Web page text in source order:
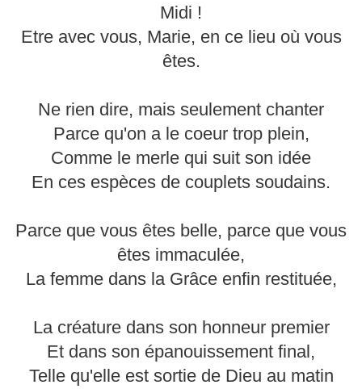
Midi !
Etre avec vous, Marie, en ce lieu où vous
êtes.
Ne rien dire, mais seulement chanter
Parce qu'on a le coeur trop plein,
Comme le merle qui suit son idée
En ces espèces de couplets soudains.
Parce que vous êtes belle, parce que vous
êtes immaculée,
La femme dans la Grâce enfin restituée,
La créature dans son honneur premier
Et dans son épanouissement final,
Telle qu'elle est sortie de Dieu au matin